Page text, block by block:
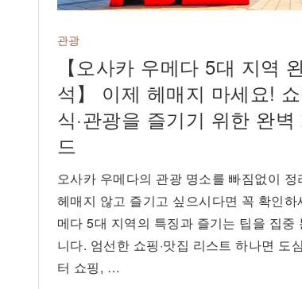
관광
【오사카 우메다 5대 지역
석】 이제 헤매지 마세요! 쇼
식·관광을 즐기기 위한 완벽
드
오사카 우메다의 관광 명소를 빠짐없이 정
헤매지 않고 즐기고 싶으시다면 꼭 확인하
메다 5대 지역의 특징과 즐기는 팁을 집중
니다. 엄선한 쇼핑·맛집 리스트 하나면 도
터 쇼핑, …